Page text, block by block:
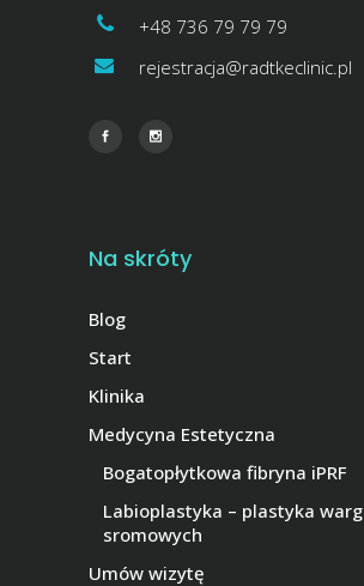
+48 736 79 79 79
rejestracja@radtkeclinic.pl
Na skróty
Blog
Start
Klinika
Medycyna Estetyczna
Bogatopłytkowa fibryna iPRF
Labioplastyka – plastyka warg
sromowych
Umów wizytę